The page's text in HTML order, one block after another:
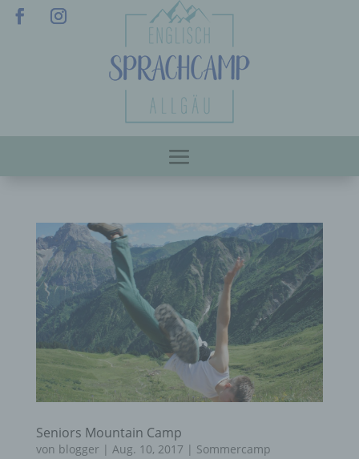
Seniors Mountain Camp
von blogger | Aug. 10, 2017 | Sommercamp